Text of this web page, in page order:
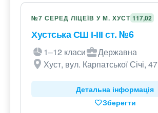
№7 СЕРЕД ЛІЦЕЇВ У М. ХУСТ 117,02
Хустська СШ І-ІІІ ст. №6
1–12 класи
Державна
Хуст, вул. Карпатської Січі, 47
Детальна інформація
Зберегти